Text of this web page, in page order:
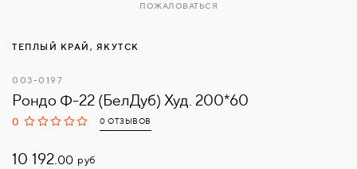
ТЕПЛЫЙ КРАЙ, ЯКУТСК
003-0197
Рондо Ф-22 (БелДуб) Худ. 200*60
0 0 ОТЗЫВОВ
10 192.00 руб
ПОЖАЛОВАТЬСЯ